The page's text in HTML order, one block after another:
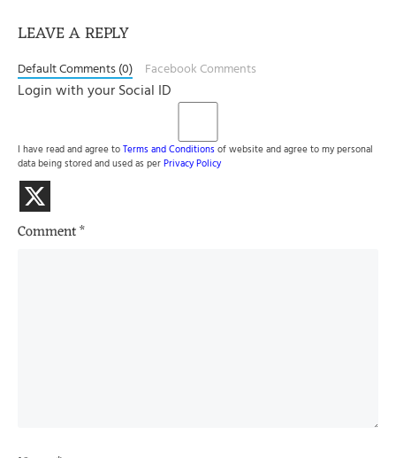
LEAVE A REPLY
Default Comments (0) Facebook Comments
Login with your Social ID
I have read and agree toTerms and Conditionsof website and agree to my personal
data being stored and used as perPrivacy Policy
Comment*